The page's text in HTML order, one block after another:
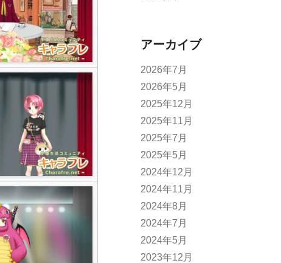
アーカイブ
2026年7月
2026年5月
2025年12月
2025年11月
2025年7月
2025年5月
2024年12月
2024年11月
2024年8月
2024年7月
2024年5月
2023年12月